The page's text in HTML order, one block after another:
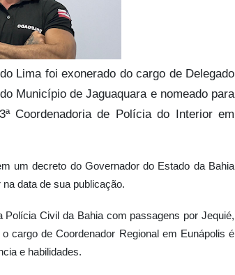
Lima foi exonerado do cargo de Delegado
Município de Jaguaquara e nomeado para
Coordenadoria de Polícia do Interior em
um decreto do Governador do Estado da Bahia
data de sua publicação.
Civil da Bahia com passagens por Jequié,
cargo de Coordenador Regional em Eunápolis é
e habilidades.